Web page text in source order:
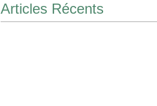
Articles Récents